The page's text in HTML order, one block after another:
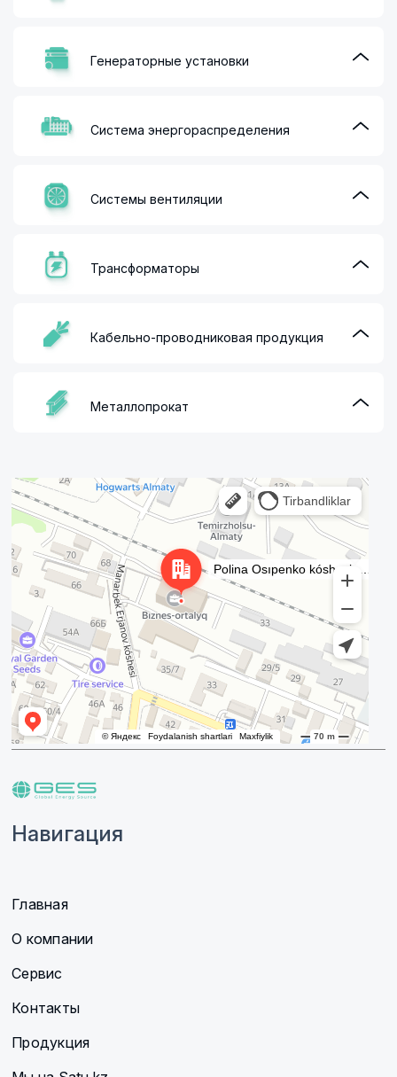
Генераторные установки
Система энергораспределения
Системы вентиляции
Трансформаторы
Кабельно-проводниковая продукция
Металлопрокат
Алматы
Улица Осипенко, 35А на карте Алматы — Яндекс Карты
Навигация
Главная
О компании
Сервис
Контакты
Продукция